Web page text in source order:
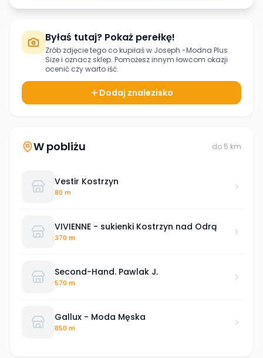
Byłaś tutaj? Pokaż perełkę!
Zrób zdjęcie tego co kupiłaś w Joseph -Modna Plus
Sizei oznacz sklep. Pomożesz innym łowcom okazji
ocenić czy warto iść.
Dodaj znalezisko
W pobliżu do 5 km
Vestir Kostrzyn
80 m
VIVIENNE - sukienki Kostrzyn nad Odrą
370 m
Second-Hand. Pawlak J.
570 m
Gallux - Moda Męska
850 m